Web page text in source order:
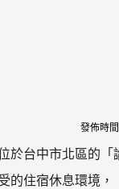
發佈時間
於台中市北區的「
的住宿休息環境，